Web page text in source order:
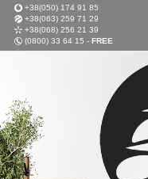
+38(050) 174 91 85
+38(063) 259 71 29
+38(068) 256 21 39
(0800) 33 64 15 - FREE